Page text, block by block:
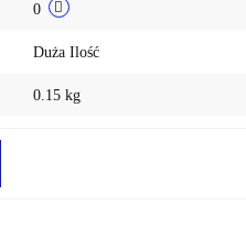
0
Duża Ilość
0.15 kg